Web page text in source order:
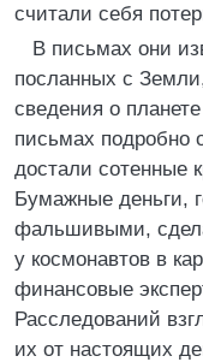
считали себя
В письмах они
посланных с
сведения о
письмах подробно
достали сотенные
Бумажные деньги,
фальшивыми,
у космонавтов в
финансовые
Расследований
их от настоящих